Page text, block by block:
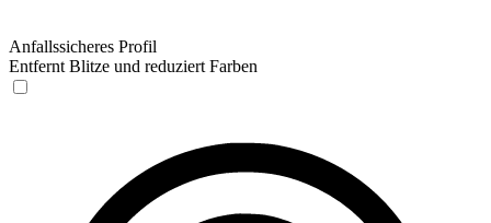
Anfallssicheres Profil
Entfernt Blitze und reduziert Farben